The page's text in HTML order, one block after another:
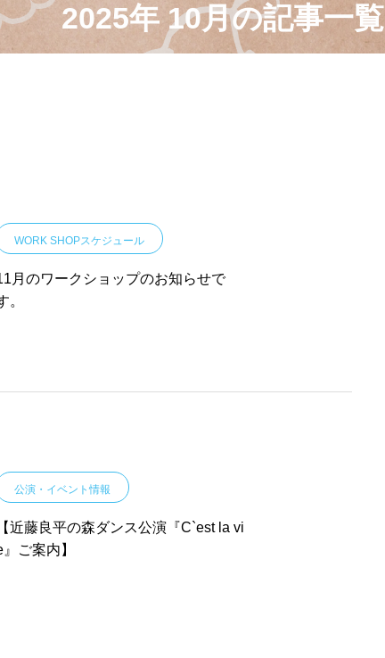
2025年 10月の記事一覧
WORK SHOPスケジュール
月のワークショップのお知らせで
。
公演・イベント情報
【近藤良平の森ダンス公演『C`est la vi
』ご案内】
らせです。
らせです。